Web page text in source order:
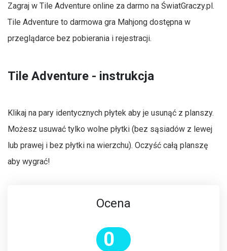
Zagraj w Tile Adventure online za darmo na ŚwiatGraczy.pl.
Tile Adventure to darmowa gra Mahjong dostępna w
przeglądarce bez pobierania i rejestracji.
Tile Adventure - instrukcja
Klikaj na pary identycznych płytek aby je usunąć z planszy.
Możesz usuwać tylko wolne płytki (bez sąsiadów z lewej
lub prawej i bez płytki na wierzchu). Oczyść całą planszę
aby wygrać!
Ocena
0